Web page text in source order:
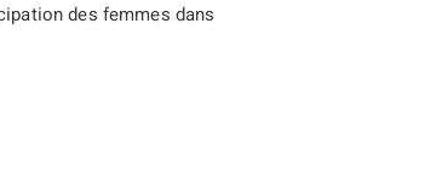
des femmes dans